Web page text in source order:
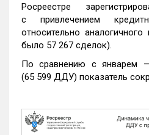
Росреестре
с привлечением
относительно
было 57 267 сделок).
По сравнению с январем
(65 599 ДДУ) показатель